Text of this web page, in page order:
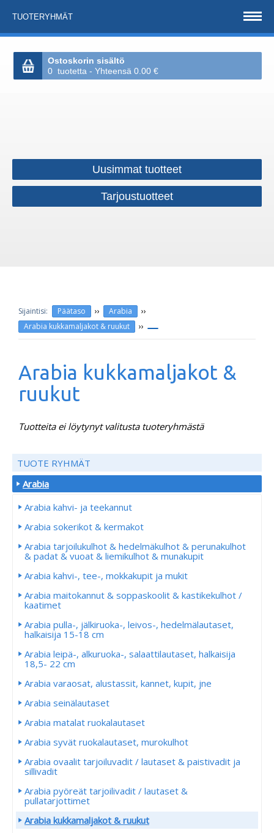
TUOTERYHMÄT
Ostoskorin sisältö
0 tuotetta - Yhteensä 0.00 €
Uusimmat tuotteet
Tarjoustuotteet
Päätaso ›› Arabia ››
Arabia kukkamaljakot & ruukut ››
Arabia kukkamaljakot &
ruukut
Tuotteita ei löytynyt valitusta tuoteryhmästä
TUOTE RYHMÄT
Arabia
Arabia kahvi- ja teekannut
Arabia sokerikot & kermakot
Arabia tarjoilukulhot & hedelmäkulhot & perunakulhot
& padat & vuoat & liemikulhot & munakupit
Arabia kahvi-, tee-, mokkakupit ja mukit
Arabia maitokannut & soppaskoolit & kastikekulhot /
kaatimet
Arabia pulla-, jälkiruoka-, leivos-, hedelmälautaset,
halkaisija 15-18 cm
Arabia leipä-, alkuruoka-, salaattilautaset, halkaisija
18,5- 22 cm
Arabia varaosat, alustassit, kannet, kupit, jne
Arabia seinälautaset
Arabia matalat ruokalautaset
Arabia syvät ruokalautaset, murokulhot
Arabia ovaalit tarjoiluvadit / lautaset & paistivadit ja
sillivadit
Arabia pyöreät tarjoilivadit / lautaset &
pullatarjottimet
Arabia kukkamaljakot & ruukut